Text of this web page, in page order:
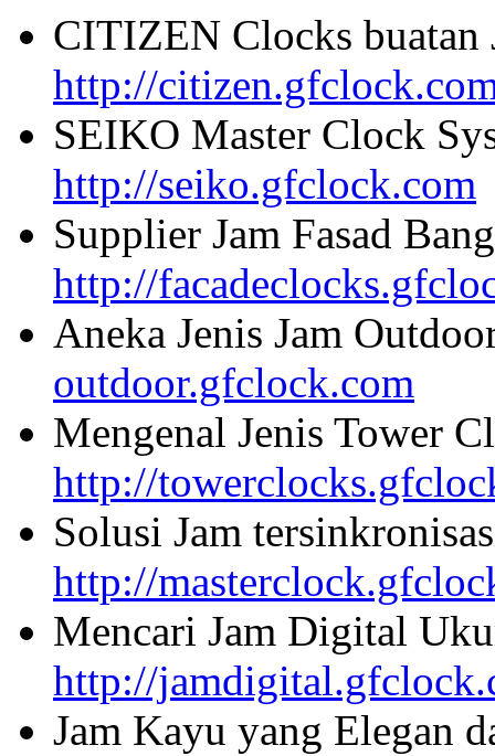
CITIZEN Clocks buatan
http://
SEIKO Master Clock
http://seiko.gfclock.com
Supplier Jam Fasad
http://
Aneka Jenis Jam
outdoor.gfclock.com
Mengenal Jenis Tower
http://
Solusi Jam
http://
Mencari Jam Digital
http://
Jam Kayu yang Elegan